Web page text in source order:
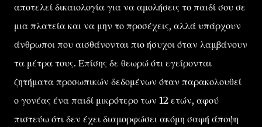
αποτελεί δικαιολογία για να αμολήσεις το παιδί σου σε
μια πλατεία και να μην το προσέχεις, αλλά υπάρχουν
άνθρωποι που αισθάνονται πιο ήσυχοι όταν λαμβάνουν
τα μέτρα τους. Επίσης δε θεωρώ ότι εγείρονται
ζητήματα προσωπικών δεδομένων όταν παρακολουθεί
ο γονέας ένα παιδί μικρότερο των 12 ετών, αφού
πιστεύω ότι δεν έχει διαμορφώσει ακόμη σαφή άποψη